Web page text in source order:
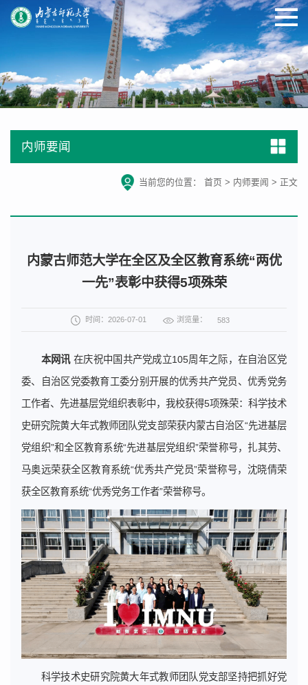
内师要闻
当前您的位置： 首页 > 内师要闻 > 正文
内蒙古师范大学在全区及全区教育系统“两优
一先”表彰中获得5项殊荣
时间：2026-07-01 浏览量： 583
本网讯在庆祝中国共产党成立105周年之际，在自治区党
委、自治区党委教育工委分别开展的优秀共产党员、优秀党务
工作者、先进基层党组织表彰中，我校获得5项殊荣：科学技术
史研究院黄大年式教师团队党支部荣获内蒙古自治区“先进基层
党组织”和全区教育系统“先进基层党组织”荣誉称号，扎其劳、
马奥远荣获全区教育系统“优秀共产党员”荣誉称号，沈晓倩荣
获全区教育系统“优秀党务工作者”荣誉称号。
科学技术史研究院黄大年式教师团队党支部坚持把抓好党